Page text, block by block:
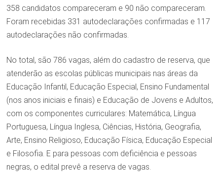
358 candidatos compareceram e 90 não compareceram.
Foram recebidas 331 autodeclarações confirmadas e 117
autodeclarações não confirmadas.
No total, são 786 vagas, além do cadastro de reserva, que
atenderão as escolas públicas municipais nas áreas da
Educação Infantil, Educação Especial, Ensino Fundamental
(nos anos iniciais e finais) e Educação de Jovens e Adultos,
com os componentes curriculares: Matemática, Língua
Portuguesa, Língua Inglesa, Ciências, História, Geografia,
Arte, Ensino Religioso, Educação Física, Educação Especial
e Filosofia. E para pessoas com deficiência e pessoas
negras, o edital prevê a reserva de vagas.